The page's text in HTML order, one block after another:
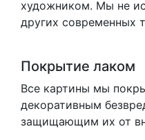
художником. Мы не
других современных
Покрытие лаком
Все картины мы
декоративным
защищающим их от